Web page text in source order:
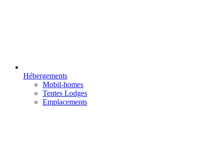
Hébergements
Mobil-homes
Tentes Lodges
Emplacements